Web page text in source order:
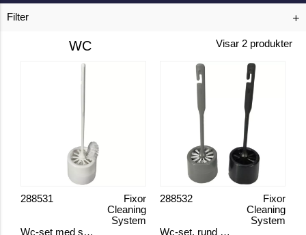
Filter
WC Visar 2 produkter
Wc-set med spolrensborste
Fixor
Cleaning
System
288531
Wc-set, rund mix färger
Fixor
Cleaning
System
288532